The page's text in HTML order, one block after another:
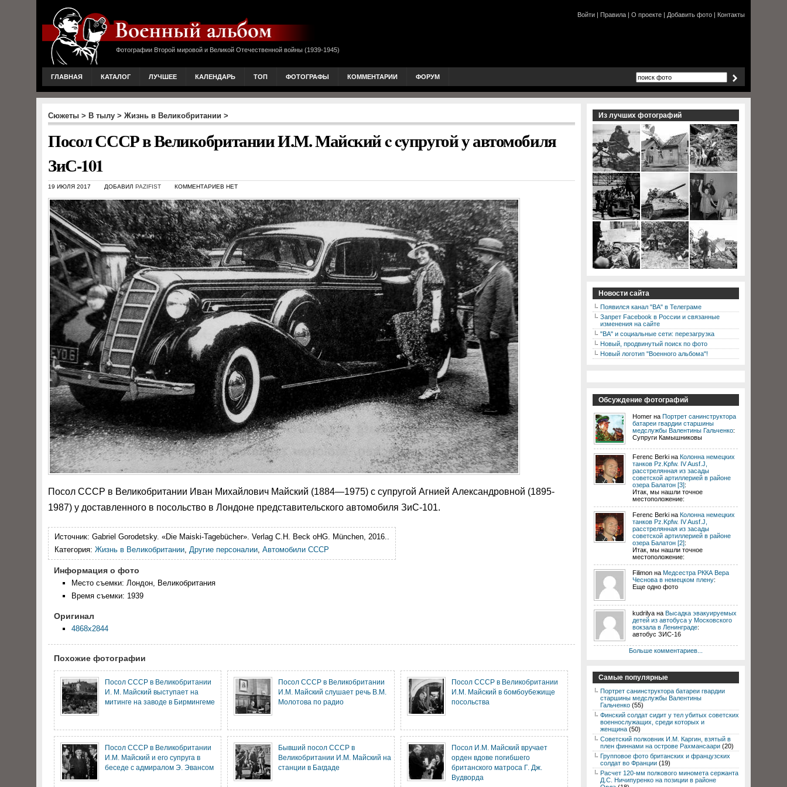
Фотографии Второй мировой и Великой Отечественной войны (1939-1945)
Войти | Правила | О проекте | Добавить фото | Контакты
ГЛАВНАЯ КАТАЛОГ ЛУЧШЕЕ КАЛЕНДАРЬ ТОП ФОТОГРАФЫ КОММЕНТАРИИ ФОРУМ
Сюжеты > В тылу > Жизнь в Великобритании >
Посол СССР в Великобритании И.М. Майский c cупругой у автомобиля
ЗиС-101
19 ИЮЛЯ 2017 ДОБАВИЛ PAZIFIST КОММЕНТАРИЕВ НЕТ
Посол СССР в Великобритании Иван Михайлович Майский (1884—1975) c cупругой Агнией Александровной (1895-
1987) у доставленного в посольство в Лондоне представительского автомобиля ЗиС-101.
Источник: Gabriel Gorodetsky. «Die Maiski-Tagebücher». Verlag C.H. Beck oHG. München, 2016..
Категория: Жизнь в Великобритании, Другие персоналии, Автомобили СССР
Информация о фото
Место съемки: Лондон, Великобритания
Время съемки: 1939
Оригинал
4868x2844
Похожие фотографии
Посол СССР в Великобритании
И. М. Майский выступает на
митинге на заводе в Бирмингеме
Посол СССР в Великобритании
И.М. Майский слушает речь В.М.
Молотова по радио
Посол СССР в Великобритании
И.М. Майский в бомбоубежище
посольства
Посол СССР в Великобритании
И.М. Майский и его супруга в
беседе с адмиралом Э. Эвансом
Бывший посол СССР в
Великобритании И.М. Майский на
станции в Багдаде
Посол И.М. Майский вручает
орден вдове погибшего
британского матроса Г. Дж.
Вудворда
Из лучших фотографий
Новости сайта
Появился канал "ВА" в Телеграме
Запрет Facebook в России и связанные
изменения на сайте
"ВА" и социальные сети: перезагрузка
Новый, продвинутый поиск по фото
Новый логотип "Военного альбома"!
Обсуждение фотографий
Homer на Портрет санинструктора
батареи гвардии старшины
медслужбы Валентины Гальченко:
Супруги Камышниковы
Ferenc Berki на Колонна немецких
танков Pz.Kpfw. IV Ausf.J,
расстрелянная из засады
советской артиллерией в районе
озера Балатон [3]:
Итак, мы нашли точное
местоположение:
Ferenc Berki на Колонна немецких
танков Pz.Kpfw. IV Ausf.J,
расстрелянная из засады
советской артиллерией в районе
озера Балатон [2]:
Итак, мы нашли точное
местоположение:
Filimon на Медсестра РККА Вера
Чеснова в немецком плену:
Еще одно фото
kudrilya на Высадка эвакуируемых
детей из автобуса у Московского
вокзала в Ленинграде:
автобус ЗИС-16
Больше комментариев...
Самые популярные
Портрет санинструктора батареи гвардии
старшины медслужбы Валентины
Гальченко (55)
Финский солдат сидит у тел убитых советских
военнослужащих, среди которых и
женщина (50)
Советский полковник И.М. Каргин, взятый в
плен финнами на острове Рахмансаари (20)
Групповое фото британских и французских
солдат во Франции (19)
Расчет 120-мм полкового миномета сержанта
Д.С. Ничипуренко на позиции в районе